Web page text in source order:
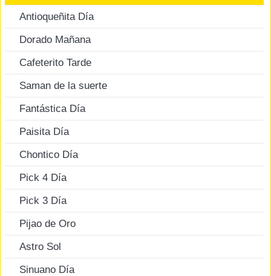
Antioqueñita Día
Dorado Mañana
Cafeterito Tarde
Saman de la suerte
Fantástica Día
Paisita Día
Chontico Día
Pick 4 Día
Pick 3 Día
Pijao de Oro
Astro Sol
Sinuano Día